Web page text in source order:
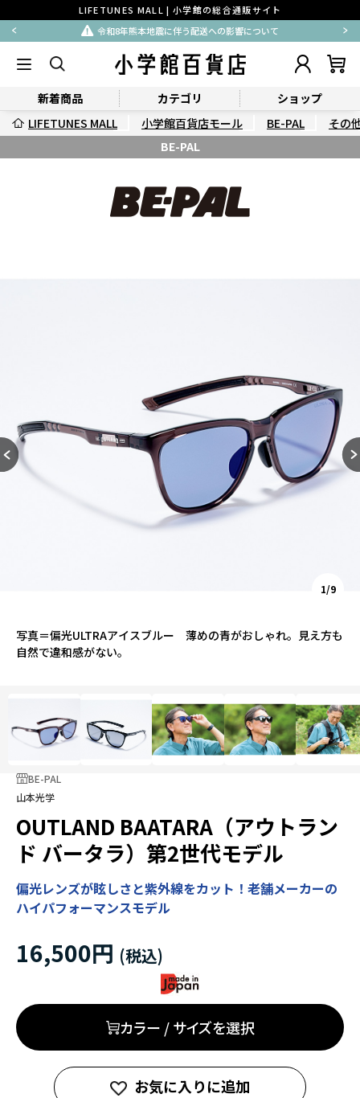
LIFETUNES MALL | 小学館の総合通販サイト
令和8年熊本地震に伴う配送への影響について
新着商品 カテゴリ
ショップ
LIFETUNES MALL
小学館百貨店モール BE-PAL
その
BE-PAL
写真＝偏光ULTRAアイスブルー 薄めの青がおしゃれ。見え方も
自然で違和感がない。
1/9
BE-PAL
山本光学
OUTLAND BAATARA（アウトラン
ド バータラ）第2世代モデル
偏光レンズが眩しさと紫外線をカット！老舗メーカーの
ハイパフォーマンスモデル
16,500円
カラー / サイズを選択
お気に入りに追加